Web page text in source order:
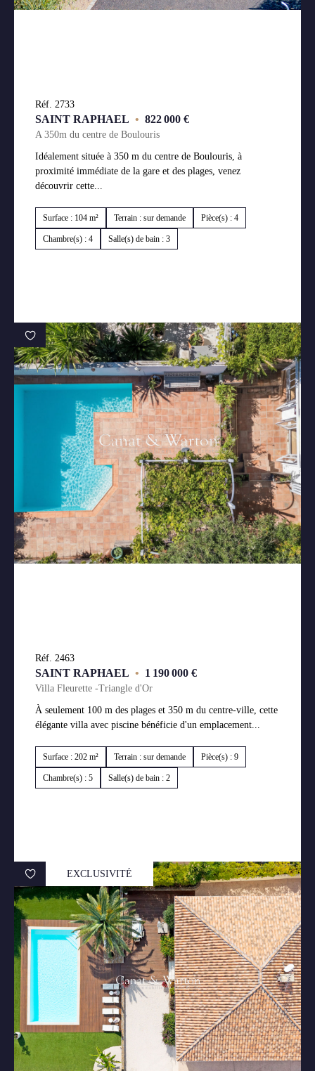
Réf. 2733
SAINT RAPHAEL • 822 000 €
A 350m du centre de Boulouris
Idéalement située à 350 m du centre de Boulouris, à
proximité immédiate de la gare et des plages, venez
découvrir cette...
Surface : 104 m² Terrain : sur demande Pièce(s) : 4
Chambre(s) : 4 Salle(s) de bain : 3
Réf. 2463
SAINT RAPHAEL • 1 190 000 €
Villa Fleurette -Triangle d'Or
À seulement 100 m des plages et 350 m du centre-ville, cette
élégante villa avec piscine bénéficie d'un emplacement...
Surface : 202 m² Terrain : sur demande Pièce(s) : 9
Chambre(s) : 5 Salle(s) de bain : 2
EXCLUSIVITÉ